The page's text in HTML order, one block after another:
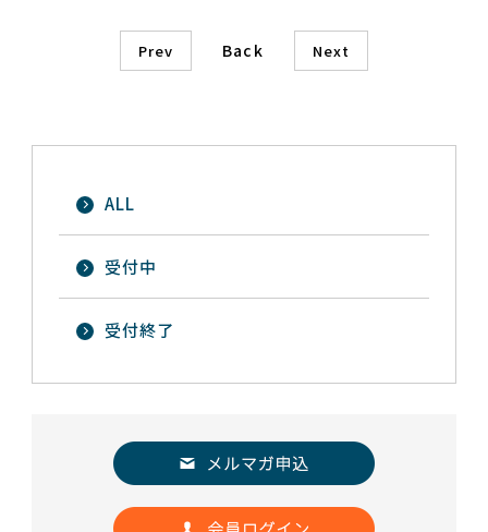
Prev Back Next
ALL
受付中
受付終了